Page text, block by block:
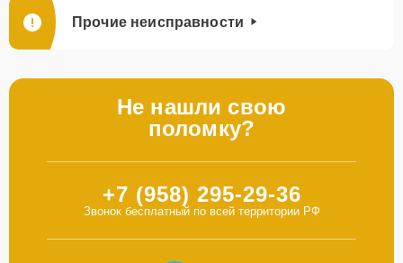
Прочие неисправности
Не нашли свою
поломку?
+7 (958) 295-29-36
Звонок бесплатный по всей территории РФ